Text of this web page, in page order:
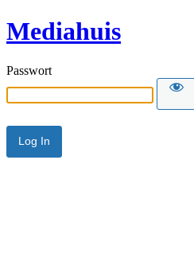
Mediahuis
Passwort